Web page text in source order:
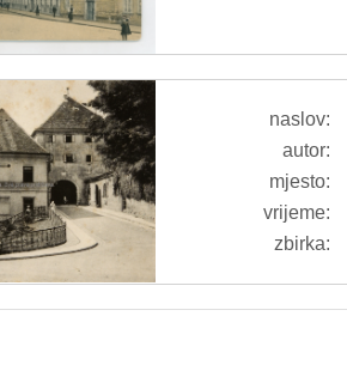
naslov:
autor:
mjesto:
vrijeme:
zbirka: